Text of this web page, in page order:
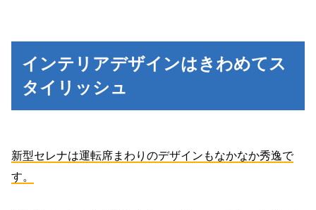
インテリアデザインはきわめてス
タイリッシュ
新型セレナは運転席まわりのデザインもなかなか秀逸で
す。